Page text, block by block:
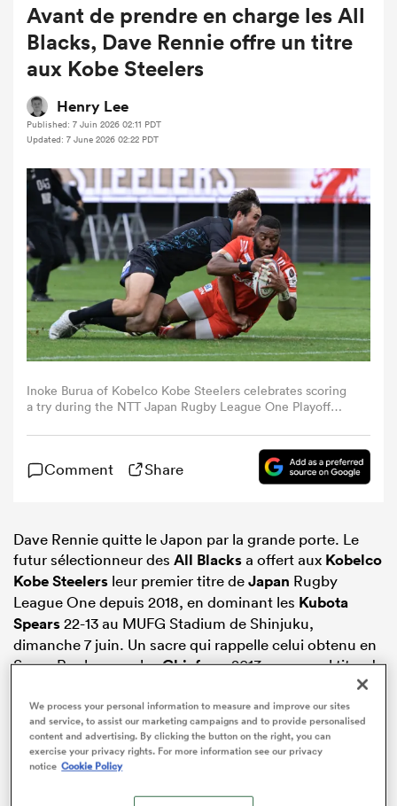
Avant de prendre en charge les All
Blacks, Dave Rennie offre un titre
aux Kobe Steelers
Henry Lee
Published: 7 Juin 2026 02:11 PDT
Updated: 7 June 2026 02:22 PDT
Inoke Burua of Kobelco Kobe Steelers celebrates scoring
a try during the NTT Japan Rugby League One Playoff
Kubota Spears Funabashi Tokyo Bay at MUFG Stadium on
June 07, 2026 in Tokyo, Japan. (Photo by Koki
Nagahama/Getty Images)
Comment Share
Dave Rennie quitte le Japon par la grande porte. Le
futur sélectionneur des All Blacksa offert aux Kobelco
Kobe Steelers leur premier titre deJapan Rugby
League One depuis 2018, en dominant les Kubota
Spears22-13 au MUFG Stadium de Shinjuku,
dimanche 7 juin. Un sacre qui rappelle celui obtenu en
Super Rugby avec lesChiefsen 2013 – son seul titre de
We process your personal information to measure and improve our sites
and service, to assist our marketing campaigns and to provide personalised
content and advertising. By clicking the button on the right, you can
exercise your privacy rights. For more information see our privacy
notice Cookie Policy